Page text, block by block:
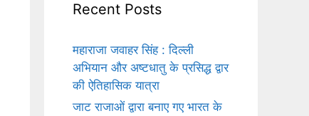
Recent Posts
महाराजा जवाहर सिंह : दिल्ली
अभियान और अष्टधातु के प्रसिद्ध द्वार
की ऐतिहासिक यात्रा
जाट राजाओं द्वारा बनाए गए भारत के